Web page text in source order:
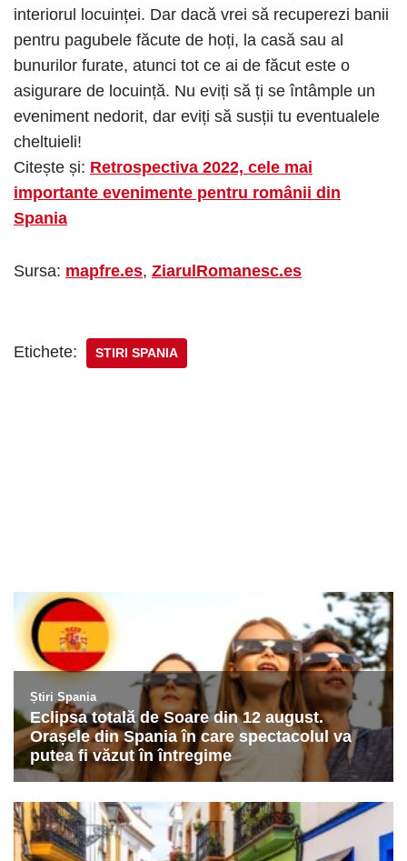
interiorul locuinței. Dar dacă vrei să recuperezi banii
pentru pagubele făcute de hoți, la casă sau al
bunurilor furate, atunci tot ce ai de făcut este o
asigurare de locuință. Nu eviți să ți se întâmple un
eveniment nedorit, dar eviți să susții tu eventualele
cheltuieli!
Citește și: Retrospectiva 2022, cele mai
importante evenimente pentru românii din
Spania
Sursa: mapfre.es, ZiarulRomanesc.es
Etichete: STIRI SPANIA